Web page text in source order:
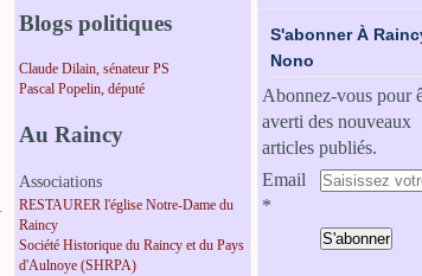
Blogs politiques
Claude Dilain, sénateur PS
Pascal Popelin, député
Au Raincy
Associations
RESTAURER l'église Notre-Dame du
Raincy
Société Historique du Raincy et du Pays
d'Aulnoye (SHRPA)
S'abonner À
Nono
Abonnez-vous pour
averti des nouveaux
articles publiés.
Email